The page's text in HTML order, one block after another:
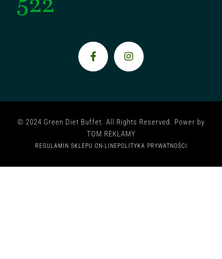
© 2024 Green Diet Buffet. All Rights Reserved. Power by
TOM REKLAMY
REGULAMIN SKLEPU ON-LINEPOLITYKA PRYWATNOŚCI